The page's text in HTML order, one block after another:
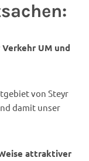
Verkehr UM und
von Steyr
damit unser
attraktiver